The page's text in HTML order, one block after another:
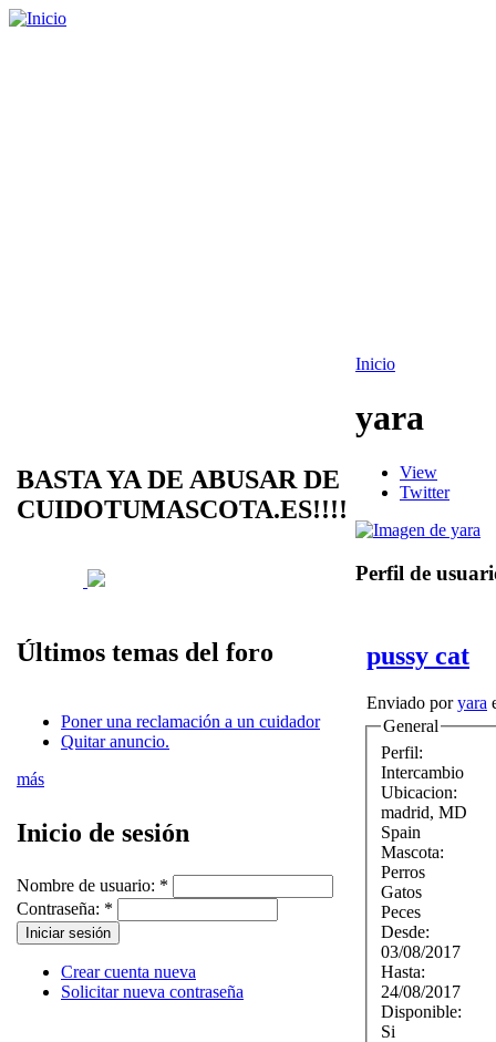
BASTA YA DE ABUSAR DE
CUIDOTUMASCOTA.ES!!!!
Últimos temas del foro
Poner una reclamación a un cuidador
Quitar anuncio.
más
Inicio de sesión
Nombre de usuario: *
Contraseña: *
Crear cuenta nueva
Solicitar nueva contraseña
Inicio
yara
View
Twitter
Perfil de
pussy cat
Enviado poryara
General
Perfil:
Intercambio
Ubicacion:
madrid, MD
Spain
Mascota:
Perros
Gatos
Peces
Desde:
03/08/2017
Hasta:
24/08/2017
Disponible:
Si